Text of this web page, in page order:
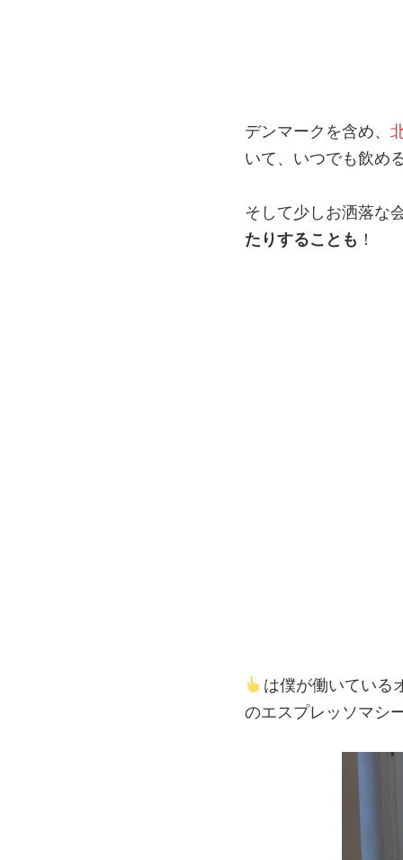
デンマークを含め、
いて、いつでも飲め
そして少しお洒落な
たりすることも ！
は僕が働いている
のエスプレッソマシ